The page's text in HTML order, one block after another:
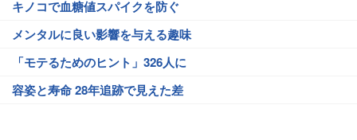
キノコで血糖値スパイクを防ぐ
メンタルに良い影響を与える趣味
「モテるためのヒント」326人に
容姿と寿命 28年追跡で見えた差